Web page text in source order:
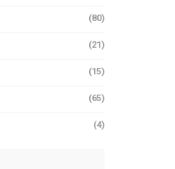
(80)
(21)
(15)
(65)
(4)